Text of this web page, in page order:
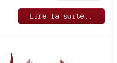
Lire la suite..